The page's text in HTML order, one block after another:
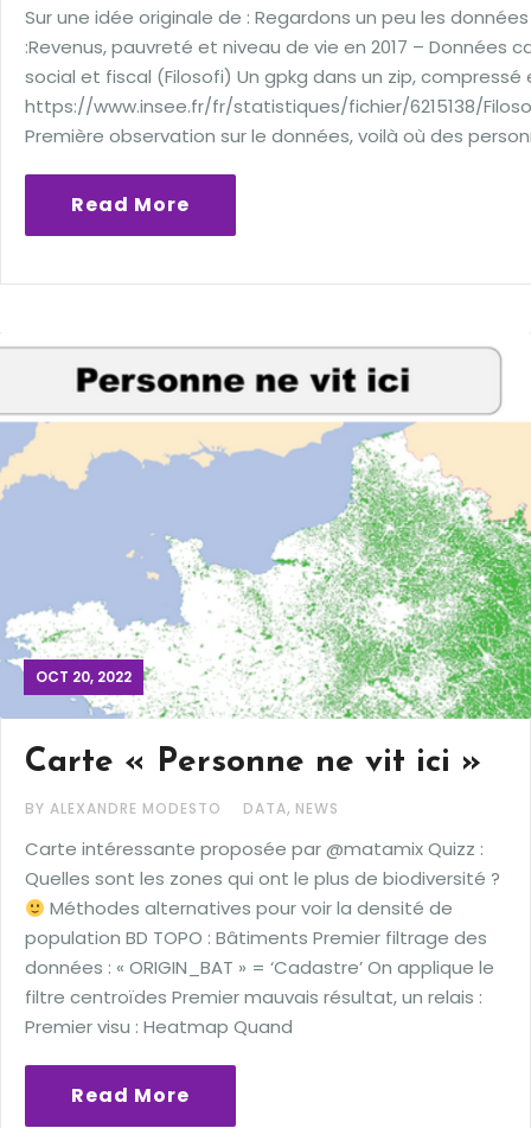
Sur une idée originale de : Regardons un peu les données
:Revenus, pauvreté et niveau de vie en 2017 – Données
social et fiscal (Filosofi) Un gpkg dans un zip, compressé
https://www.insee.fr/fr/statistiques/fichier/6215138/
Première observation sur le données, voilà où des
Read More
OCT 20, 2022
Carte « Personne ne vit ici »
BY ALEXANDRE MODESTO DATA, NEWS
Carte intéressante proposée par @matamix Quizz :
Quelles sont les zones qui ont le plus de biodiversité ?
Méthodes alternatives pour voir la densité de
population BD TOPO : Bâtiments Premier filtrage des
données : « ORIGIN_BAT » = ‘Cadastre’ On applique le
filtre centroïdes Premier mauvais résultat, un relais :
Premier visu : Heatmap Quand
Read More